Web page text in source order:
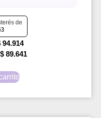
de
94.914
$89.641